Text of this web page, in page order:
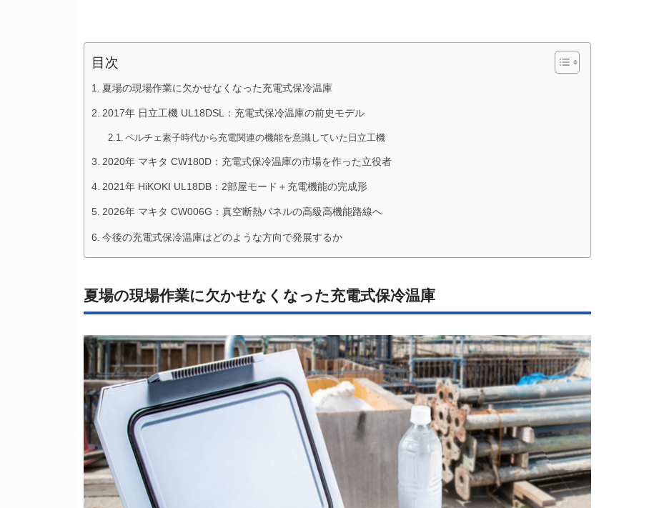
目次
夏場の現場作業に欠かせなくなった充電式保冷温庫
2017年 日立工機 UL18DSL：充電式保冷温庫の前史モデル
ペルチェ素子時代から充電関連の機能を意識していた日立工機
2020年 マキタ CW180D：充電式保冷温庫の市場を作った立役者
2021年 HiKOKI UL18DB：2部屋モード＋充電機能の完成形
2026年 マキタ CW006G：真空断熱パネルの高級高機能路線へ
今後の充電式保冷温庫はどのような方向で発展するか
夏場の現場作業に欠かせなくなった充電式保冷温庫